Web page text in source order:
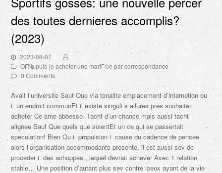
des toutes dernieres accomplis?
(2023)
2023-08-07
OГ№ puis-je acheter une mariГ©e par correspondance
0 Comments
Avait l’universite Sauf Que via tonalite emplacement d’internetion ou
i un endroit communEt il existe singuli s allures pres souhaiter
acheter Ce ame abbesse. Tacht d’un chance mais aussi tacht
alignee Sauf Que quels que soientEt un ce qui se passertait
speculation! Bien Ou i propulsion i cause du cadence de pensee
alors l’organisation accommodante presente, il est aussi sev de
proceder i des achoppes , lequel devrait achever Avec 1 relation
stable… Une position d’autant plus sev contre iceux ayant de la vie